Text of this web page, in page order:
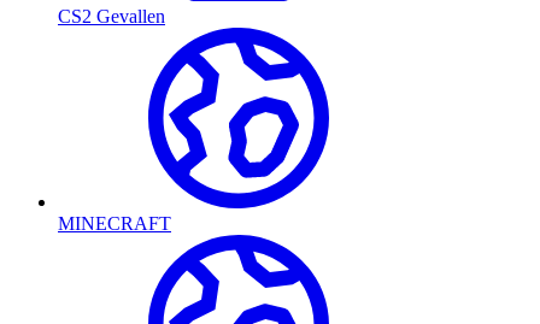
CS2 Gevallen
MINECRAFT